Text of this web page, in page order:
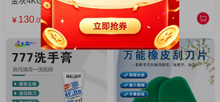
￥ 130 .00 ￥49.90